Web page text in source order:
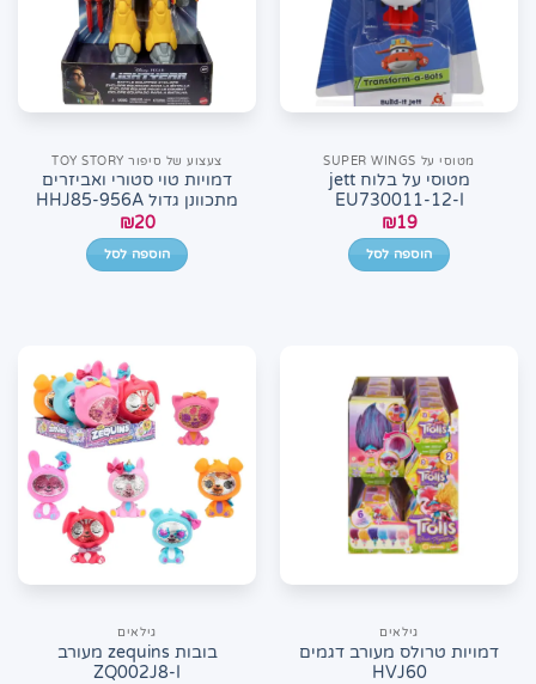
מטוסי על SUPER WINGS
מטוסי על בלוח jett
EU730011-12-I
₪19
הוספה לסל
צעצוע של סיפור TOY STORY
דמויות טוי סטורי ואביזרים
מתכוונן גדול HHJ85-956A
₪20
הוספה לסל
גילאים
דמויות טרולס מעורב דגמים
HVJ60
גילאים
בובות zequins מעורב
ZQ002J8-I